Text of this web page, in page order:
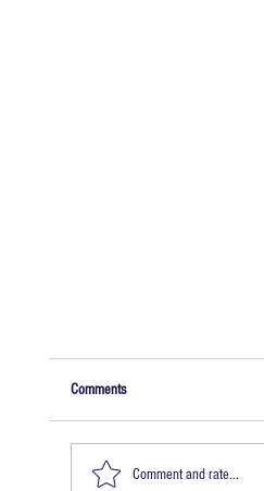
Comments
Comment and rate...